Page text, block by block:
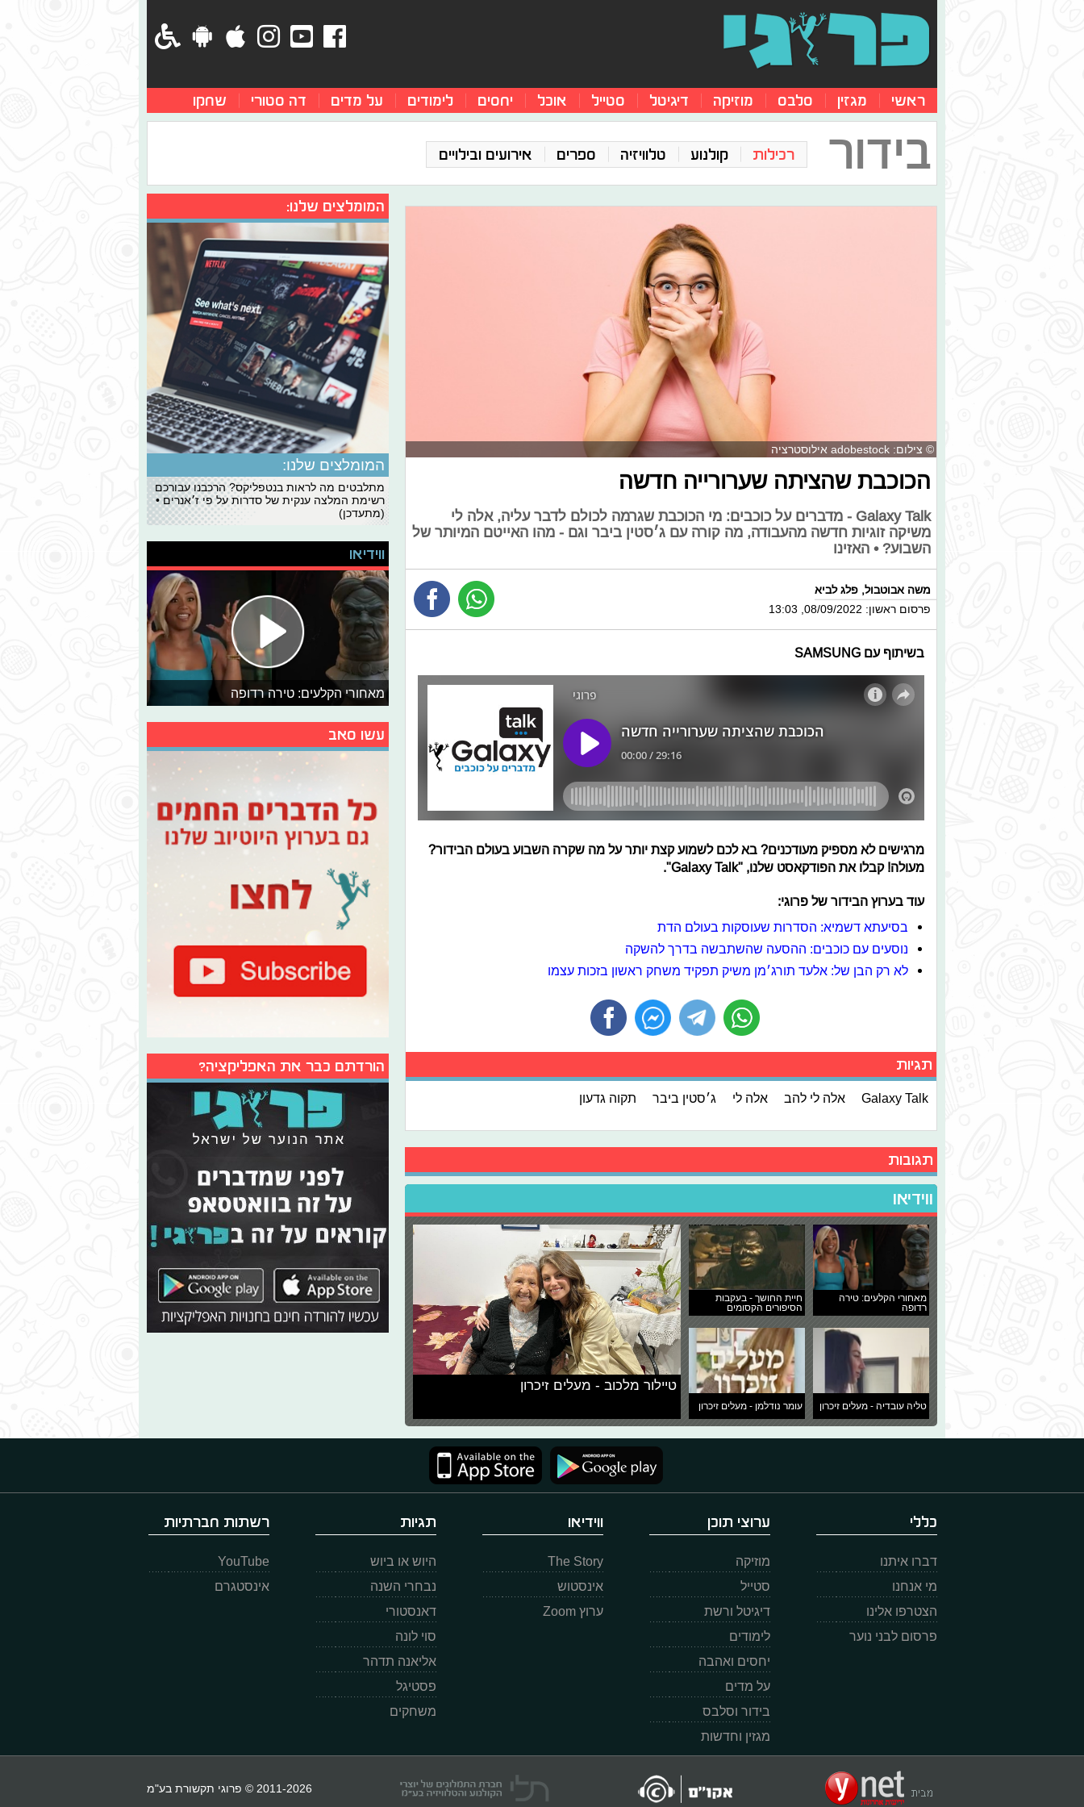
ראשי מגזין סלבס מוזיקה דיגיטל סטייל אוכל יחסים לימודים על מדים דה סטורי שחקו
בידור רכילות קולנוע טלוויזיה ספרים אירועים ובילויים
© צילום: adobestock אילוסטרציה
הכוכבת שהציתה שערורייה חדשה
Galaxy Talk - מדברים על כוכבים: מי הכוכבת שגרמה לכולם לדבר עליה, אלה לי
משיקה זוגיות חדשה מהעבודה, מה קורה עם ג׳סטין ביבר וגם - מהו האייטם המיותר של
השבוע? • האזינו
משה אבוטבול, פלג לביא
פרסום ראשון: 08/09/2022, 13:03
בשיתוף עם SAMSUNG
מרגישים לא מספיק מעודכנים? בא לכם לשמוע קצת יותר על מה שקרה השבוע בעולם הבידור?
מעולה! קבלו את הפודקאסט שלנו, "Galaxy Talk".
עוד בערוץ הבידור של פרוגי:
בסיעתא דשמיא: הסדרות שעוסקות בעולם הדת
נוסעים עם כוכבים: ההסעה שהשתבשה בדרך להשקה
לא רק הבן של: אלעד תורג׳מן משיק תפקיד משחק ראשון בזכות עצמו
תגיות
Galaxy Talk אלה לי להב אלה לי ג׳סטין ביבר תקוה גדעון
תגובות
ווידיאו
מאחורי הקלעים: טירה
רדופה
חיית החושך - בעקבות
הסיפורים הקסומים
טליה עובדיה - מעלים זיכרון עומר נודלמן - מעלים זיכרון
טיילור מלכוב - מעלים זיכרון
המומלצים שלנו:
המומלצים שלנו:
מתלבטים מה לראות בנטפליקס? הרכבנו עבורכם
רשימת המלצה ענקית של סדרות על פי ז׳אנרים •
(מתעדכן)
ווידיאו
מאחורי הקלעים: טירה רדופה
עשו סאב
הורדתם כבר את האפליקציה?
כללי
דברו איתנו
מי אנחנו
הצטרפו אלינו
פרסום לבני נוער
ערוצי תוכן
מוזיקה
סטייל
דיגיטל ורשת
לימודים
יחסים ואהבה
על מדים
בידור וסלבס
מגזין וחדשות
ווידיאו
The Story
אינסטוש
ערוץ Zoom
תגיות
היוש או ביוש
נבחרי השנה
דאנסטורי
סוי לונה
אליאנה תדהר
פסטיגל
משחקים
רשתות חברתיות
YouTube
אינסטגרם
2011-2026 © פרוגי תקשורת בע"מ